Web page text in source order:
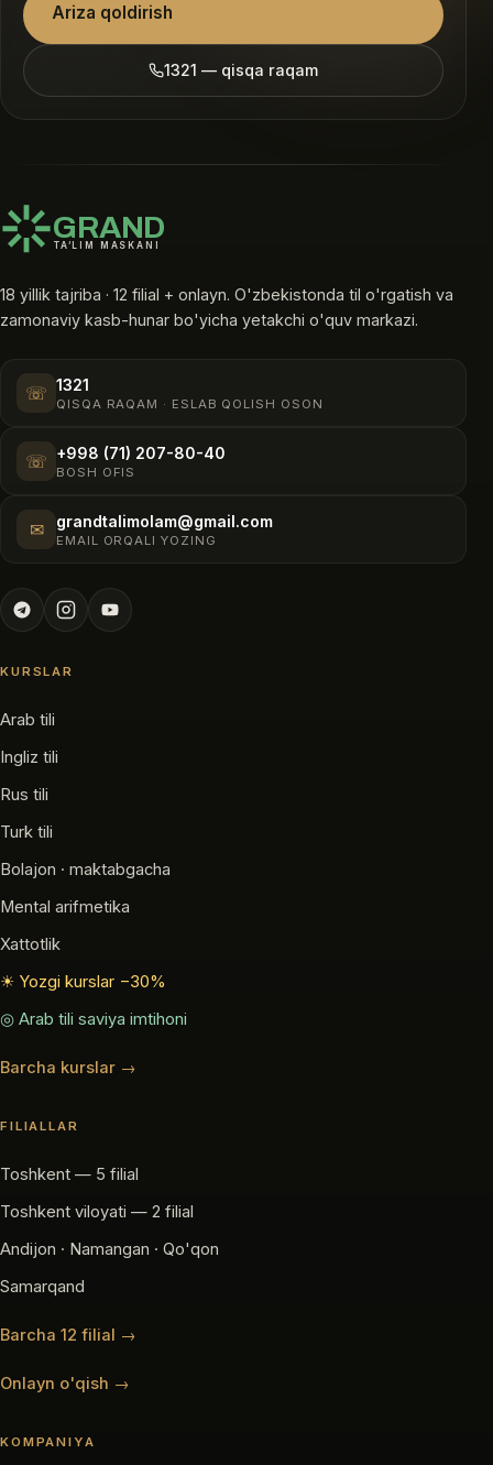
Ariza qoldirish
1321 — qisqa raqam
GRAND
TA’LIM MASKANI
18 yillik tajriba · 12 filial + onlayn. O'zbekistonda til o'rgatish va
zamonaviy kasb-hunar bo'yicha yetakchi o'quv markazi.
☏ 1321
QISQA RAQAM · ESLAB QOLISH OSON
☏ +998 (71) 207-80-40
BOSH OFIS
✉ grandtalimolam@gmail.com
EMAIL ORQALI YOZING
KURSLAR
Arab tili
Ingliz tili
Rus tili
Turk tili
Bolajon · maktabgacha
Mental arifmetika
Xattotlik
☀ Yozgi kurslar −30%
◎ Arab tili saviya imtihoni
Barcha kurslar →
FILIALLAR
Toshkent — 5 filial
Toshkent viloyati — 2 filial
Andijon · Namangan · Qo'qon
Samarqand
Barcha 12 filial →
Onlayn o'qish →
KOMPANIYA